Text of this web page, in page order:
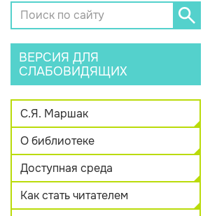
ВЕРСИЯ ДЛЯ
СЛАБОВИДЯЩИХ
С.Я. Маршак
О библиотеке
Доступная среда
Как стать читателем